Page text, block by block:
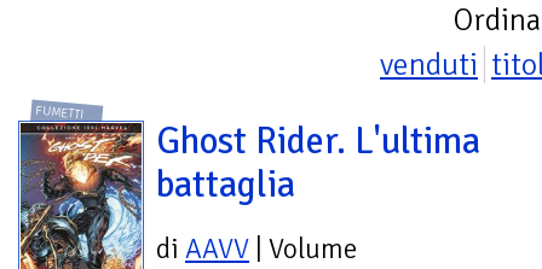
venduti
FUMETTI
Ghost Rider. L'ultima
battaglia
di AAVV | Volume